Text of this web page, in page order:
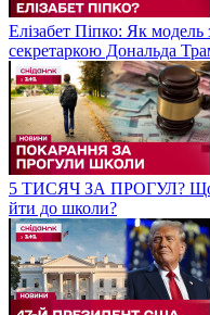
Елізабет Піпко: Як модель
секретаркою Дональда
5 ТИСЯЧ ЗА ПРОГУЛ? Що
йти до школи?